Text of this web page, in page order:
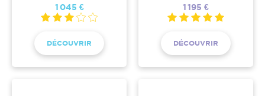
1 045 €
DÉCOUVRIR
1 195 €
DÉCOUVRIR